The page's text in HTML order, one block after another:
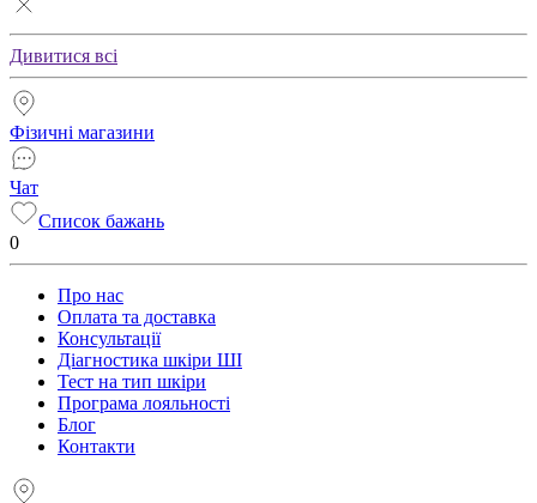
Дивитися всі
Фізичні магазини
Чат
Список бажань
0
Про нас
Оплата та доставка
Консультації
Діагностика шкіри ШІ
Тест на тип шкіри
Програма лояльності
Блог
Контакти